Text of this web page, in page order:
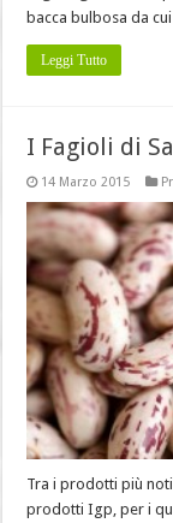
bacca bulbosa da
Leggi Tutto
I Fagioli di
14 Marzo 2015
Tra i prodotti più
prodotti Igp, per i